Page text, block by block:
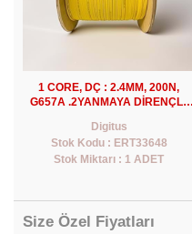
1 CORE, DÇ : 2.4MM, 200N,
G657A .2YANMAYA DİRENÇLİ,
DROP KABLO(1000MT)
Digitus
Stok Kodu : ERT33648
Stok Miktarı : 1 ADET
Size Özel Fiyatları